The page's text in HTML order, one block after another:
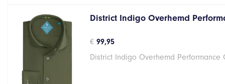
District Indigo Overhemd
€ 99,95
District Indigo Overhemd Performance